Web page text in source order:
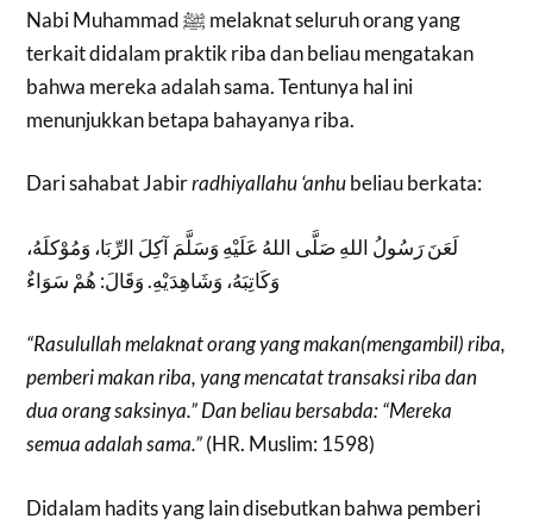
Nabi Muhammad ﷺ melaknat seluruh orang yang
terkait didalam praktik riba dan beliau mengatakan
bahwa mereka adalah sama. Tentunya hal ini
menunjukkan betapa bahayanya riba.
Dari sahabat Jabirradhiyallahu ‘anhubeliau berkata:
لَعَنَ رَسُولُ اللهِ صَلَّى اللهُ عَلَيْهِ وَسَلَّمَ آكِلَ الرِّبَا، وَمُوْكلَهُ،
وَكَاتِبَهُ، وَشَاهِدَيْهِ. وَقَالَ: هُمْ سَوَاءٌ
“Rasulullah melaknat orang yang makan(mengambil) riba,
pemberi makan riba, yang mencatat transaksi riba dan
dua orang saksinya.” Dan beliau bersabda: “Mereka
semua adalah sama.”(HR. Muslim: 1598)
Didalam hadits yang lain disebutkan bahwa pemberi